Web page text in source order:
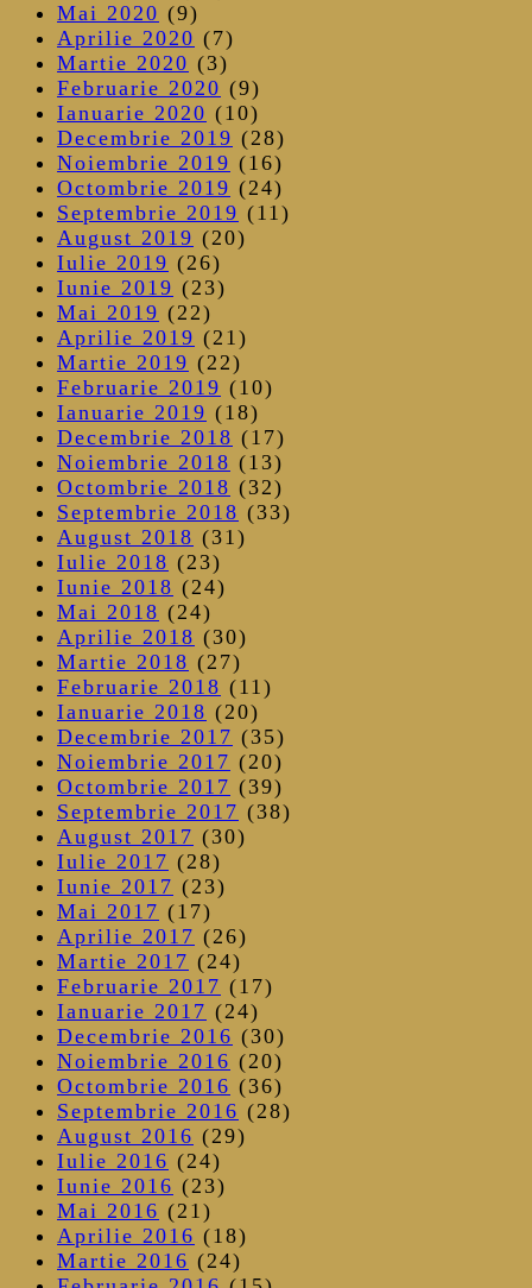
Mai 2020 (9)
Aprilie 2020 (7)
Martie 2020 (3)
Februarie 2020 (9)
Ianuarie 2020 (10)
Decembrie 2019 (28)
Noiembrie 2019 (16)
Octombrie 2019 (24)
Septembrie 2019 (11)
August 2019 (20)
Iulie 2019 (26)
Iunie 2019 (23)
Mai 2019 (22)
Aprilie 2019 (21)
Martie 2019 (22)
Februarie 2019 (10)
Ianuarie 2019 (18)
Decembrie 2018 (17)
Noiembrie 2018 (13)
Octombrie 2018 (32)
Septembrie 2018 (33)
August 2018 (31)
Iulie 2018 (23)
Iunie 2018 (24)
Mai 2018 (24)
Aprilie 2018 (30)
Martie 2018 (27)
Februarie 2018 (11)
Ianuarie 2018 (20)
Decembrie 2017 (35)
Noiembrie 2017 (20)
Octombrie 2017 (39)
Septembrie 2017 (38)
August 2017 (30)
Iulie 2017 (28)
Iunie 2017 (23)
Mai 2017 (17)
Aprilie 2017 (26)
Martie 2017 (24)
Februarie 2017 (17)
Ianuarie 2017 (24)
Decembrie 2016 (30)
Noiembrie 2016 (20)
Octombrie 2016 (36)
Septembrie 2016 (28)
August 2016 (29)
Iulie 2016 (24)
Iunie 2016 (23)
Mai 2016 (21)
Aprilie 2016 (18)
Martie 2016 (24)